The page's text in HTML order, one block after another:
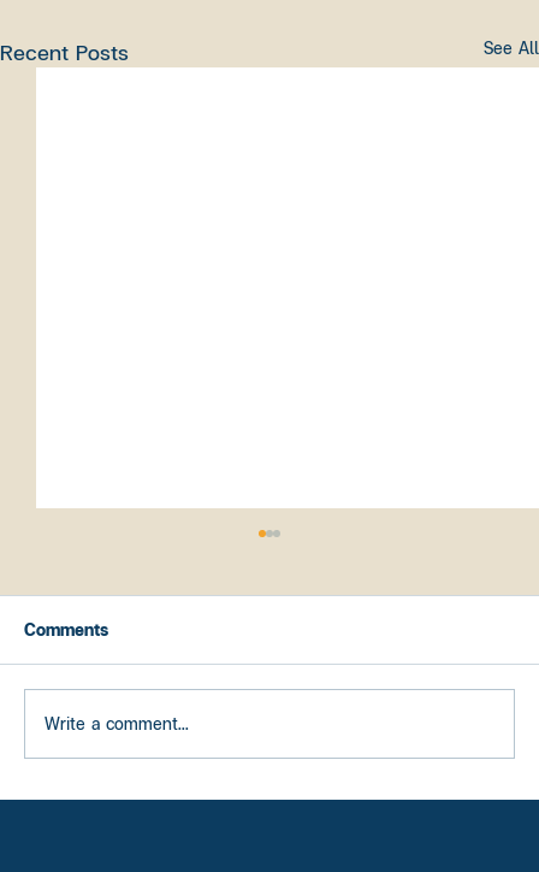
Recent Posts See All
Comments
Write a comment...